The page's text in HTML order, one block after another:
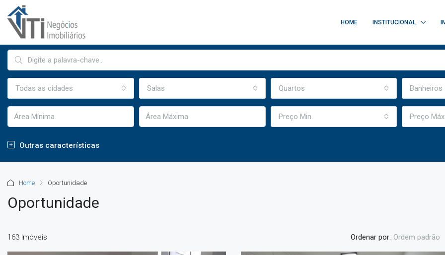
HOME INSTITUCIONAL
Todas as cidades Salas Quartos Banheiros
Preço Min. Preço
Outras características
Home Oportunidade
Oportunidade
163 Imóveis Ordenar por: Ordem padrão